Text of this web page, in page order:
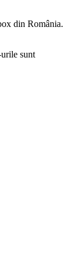
din România.
sunt